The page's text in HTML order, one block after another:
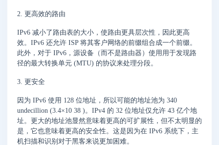
2. 更高效的路由
IPv6 减小了路由表的大小，使路由更具层次性，因此更高
效。IPv6 还允许 ISP 将其客户网络的前缀组合成一个前缀。
此外，对于 IPv6，源设备（而不是路由器）使用用于发现路
径的最大转换单元 (MTU) 的协议来处理分段。
3. 更安全
因为 IPv6 使用 128 位地址，所以可能的地址池为 340
undecillion (3.4×10 38 )。IPv4 的 32 位地址仅允许 43 亿个地
址。更大的地址池显然意味着更高的可扩展性，但不太明显的
是，它也意味着更高的安全性。这是因为在 IPv6 系统下，主
机扫描和识别对于黑客来说更加困难。